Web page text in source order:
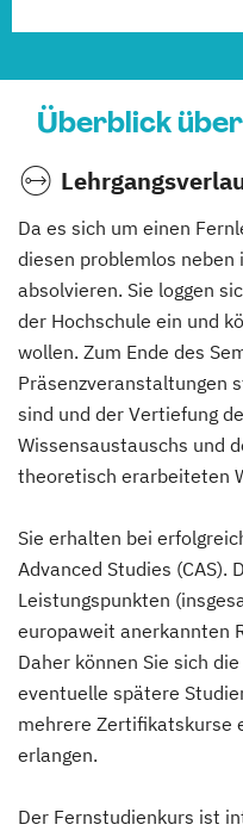
Überblick
Da es sich um einen
diesen problemlos
absolvieren. Sie loggen
der Hochschule ein und
wollen. Zum Ende des
Präsenzveranstaltungen
sind und der Vertiefung
Wissensaustauschs und
theoretisch erarbeiteten
Sie erhalten bei
Advanced Studies
Leistungspunkten
europaweit anerkannten
Daher können Sie sich
eventuelle spätere
mehrere Zertifikatskurse
erlangen.
Der Fernstudienkurs ist